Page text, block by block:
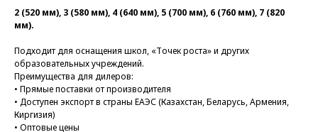
2 (520 мм), 3 (580 мм), 4 (640 мм), 5 (700 мм), 6 (760 мм), 7 (820
мм).
Подходит для оснащения школ, «Точек роста» и других
образовательных учреждений.
Преимущества для дилеров:
• Прямые поставки от производителя
• Доступен экспорт в страны ЕАЭС (Казахстан, Беларусь, Армения,
Киргизия)
• Оптовые цены